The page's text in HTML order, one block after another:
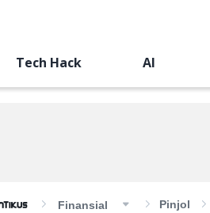
Tech Hack AI
Finansial Pinjol